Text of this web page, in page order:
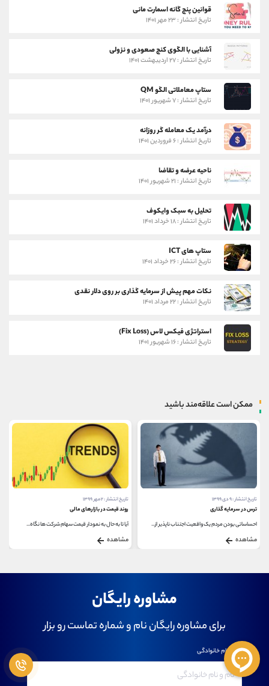
قوانین پنج گانه اسمارت مانی
تاریخ انتشار : ۲۳ مهر ۱۴۰۱
آشنایی با الگوی کنج صعودی و نزولی
تاریخ انتشار : ۲۷ اردیبهشت ۱۴۰۱
ستاپ معاملاتی الگو QM
تاریخ انتشار : ۷ شهریور ۱۴۰۱
درآمد یک معامله گر روزانه
تاریخ انتشار : ۶ فروردین ۱۴۰۱
ناحیه عرضه و تقاضا
تاریخ انتشار : ۲۱ شهریور ۱۴۰۱
تحلیل به سبک وایکوف
تاریخ انتشار : ۱۸ خرداد ۱۴۰۱
ستاپ های ICT
تاریخ انتشار : ۲۶ خرداد ۱۴۰۱
نکات مهم پیش از سرمایه گذاری بر روی دلار نقدی
تاریخ انتشار : ۲۲ مرداد ۱۴۰۱
استراتژی فیکس لاس (Fix Loss)
تاریخ انتشار : ۱۶ شهریور ۱۴۰۱
ممکن است علاقه‌مند باشید
تاریخ انتشار : ۹ دی ۱۳۹۹
ترس در سرمایه گذاری
احساساتی بودن مردم یک واقعیت اجتناب ناپذیر از...
مشاهده
تاریخ انتشار : ۲ مهر ۱۳۹۹
روند قیمت در بازارهای مالی
آیا تا به حال به نمودار قیمت سهام شرکت ها نگاه...
مشاهده
مشاوره رایگان
برای مشاوره رایگان نام و شماره تماست رو بزار
نام و نام خانوادگی